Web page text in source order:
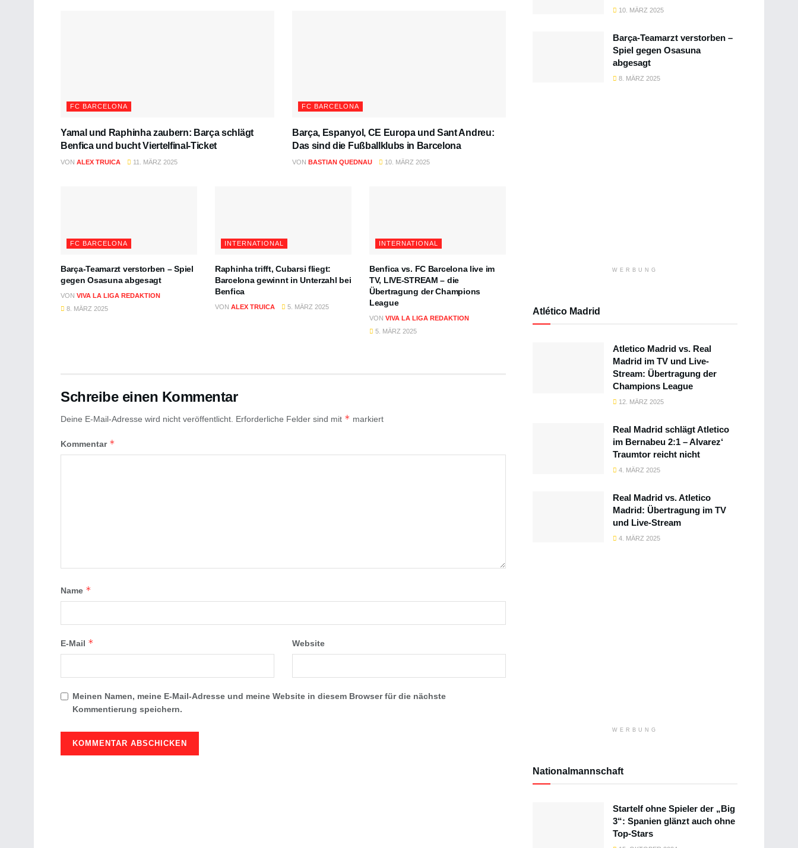
FC BARCELONA
Yamal und Raphinha zaubern: Barça schlägt
Benfica und bucht Viertelfinal-Ticket
VON ALEX TRUICA 11. MÄRZ 2025
FC BARCELONA
Barça, Espanyol, CE Europa und Sant Andreu:
Das sind die Fußballklubs in Barcelona
VON BASTIAN QUEDNAU 10. MÄRZ 2025
FC BARCELONA
Barça-Teamarzt verstorben – Spiel
gegen Osasuna abgesagt
VON VIVA LA LIGA REDAKTION
8. MÄRZ 2025
INTERNATIONAL
Raphinha trifft, Cubarsi fliegt:
Barcelona gewinnt in Unterzahl bei
Benfica
VON ALEX TRUICA 5. MÄRZ 2025
INTERNATIONAL
Benfica vs. FC Barcelona live im
TV, LIVE-STREAM – die
Übertragung der Champions
League
VON VIVA LA LIGA REDAKTION
5. MÄRZ 2025
Schreibe einen Kommentar
Deine E-Mail-Adresse wird nicht veröffentlicht. Erforderliche Felder sind mit * markiert
Kommentar *
Name *
E-Mail * Website
Meinen Namen, meine E-Mail-Adresse und meine Website in diesem Browser für die nächste
Kommentierung speichern.
10. MÄRZ 2025
Barça-Teamarzt verstorben –
Spiel gegen Osasuna
abgesagt
8. MÄRZ 2025
WERBUNG
Atlético Madrid
Atletico Madrid vs. Real
Madrid im TV und Live-
Stream: Übertragung der
Champions League
12. MÄRZ 2025
Real Madrid schlägt Atletico
im Bernabeu 2:1 – Alvarez‘
Traumtor reicht nicht
4. MÄRZ 2025
Real Madrid vs. Atletico
Madrid: Übertragung im TV
und Live-Stream
4. MÄRZ 2025
WERBUNG
Nationalmannschaft
Startelf ohne Spieler der „Big
3“: Spanien glänzt auch ohne
Top-Stars